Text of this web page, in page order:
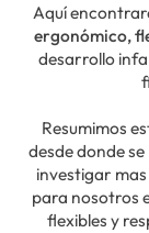
Aquí
ergonómico,
desarrollo
Resumimos
desde donde
investigar
para nosotros
flexibles y